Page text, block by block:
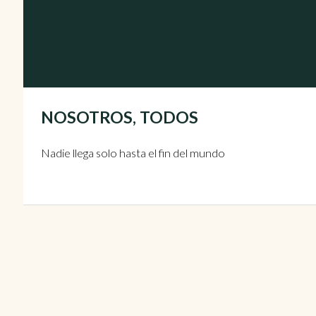
NOSOTROS, TODOS
Nadie llega solo hasta el fin del mundo